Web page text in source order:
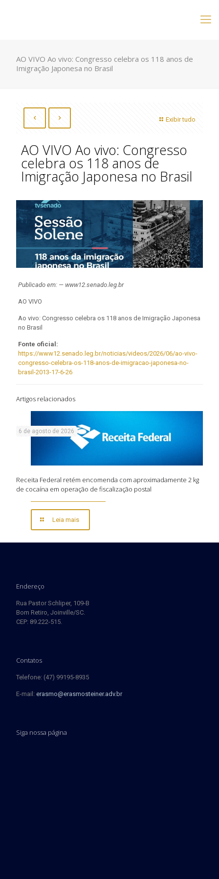
AO VIVO Ao vivo: Congresso celebra os 118 anos de
Imigração Japonesa no Brasil
Exibir tudo
AO VIVO Ao vivo: Congresso
celebra os 118 anos de
Imigração Japonesa no Brasil
Publicado em: — www12.senado.leg.br
AO VIVO
Ao vivo: Congresso celebra os 118 anos de Imigração Japonesa
no Brasil
Fonte oficial:
https://www12.senado.leg.br/noticias/videos/2026/06/ao-vivo-
congresso-celebra-os-118-anos-de-imigracao-japonesa-no-
brasil-2013-17-6-26
Artigos relacionados
6 de agosto de 2026
Receita Federal retém encomenda com aproximadamente 2 kg
de cocaína em operação de fiscalização postal
Leia mais
Endereço
Rua Pastor Schliper, 109-B
Bom Retiro, Joinville/SC.
CEP: 89.222-515.
Contatos
Telefone: (47) 99195-8935
E-mail: erasmo@erasmosteiner.adv.br
Siga nossa página